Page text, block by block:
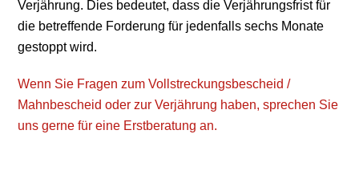
Verjährung. Dies bedeutet, dass die Verjährungsfrist für
die betreffende Forderung für jedenfalls sechs Monate
gestoppt wird.
Wenn Sie Fragen zum Vollstreckungsbescheid /
Mahnbescheid oder zur Verjährung haben, sprechen Sie
uns gerne für eine Erstberatung an.